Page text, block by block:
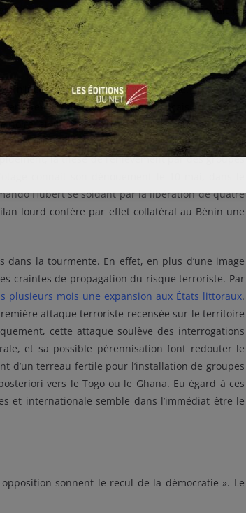
En cela, le spectre de la guerre civile se fait de
n’incite pas non plus à l’optimisme. Le Bénin a
de deux touristes français au nord du
ajoutant à la crise un volet sécuritaire. Pour
deux ressortissants français et de l’assassinat
la thèse de l’enlèvement par des groupes
connait son dénouement le 10 mai, dans le
Hubert se soldant par la libération de quatre
lourd confère par effet collatéral au Bénin une
la tourmente. En effet, en plus d’une image
craintes de propagation du risque terroriste. Par
plusieurs mois une expansion aux États littoraux.
attaque terroriste recensée sur le territoire
cette attaque soulève des interrogations
et sa possible pérennisation font redouter le
d’un terreau fertile pour l’installation de groupes
vers le Togo ou le Ghana. Eu égard à ces
et internationale semble dans l’immédiat être le
sonnent le recul de la démocratie ». Le